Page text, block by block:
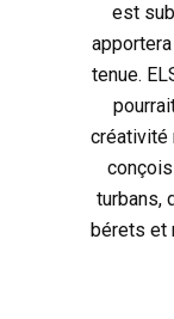
est
tenue.
créativité
turbans,
bérets et